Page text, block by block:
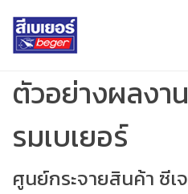
ตัวอย่างผลงา
รมเบเยอร์
ศูนย์กระจายสินค้า ซีเ